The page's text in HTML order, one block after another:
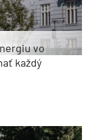
vo
každý